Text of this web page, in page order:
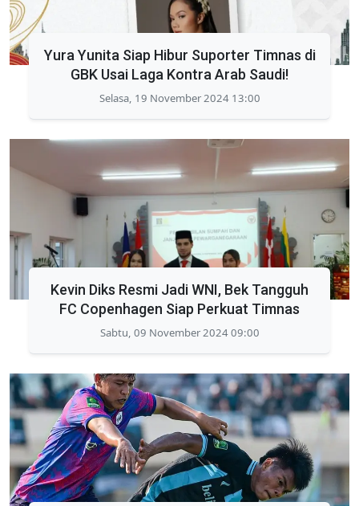
Yura Yunita Siap Hibur Suporter Timnas di
GBK Usai Laga Kontra Arab Saudi!
Selasa, 19 November 2024 13:00
Kevin Diks Resmi Jadi WNI, Bek Tangguh
FC Copenhagen Siap Perkuat Timnas
Sabtu, 09 November 2024 09:00